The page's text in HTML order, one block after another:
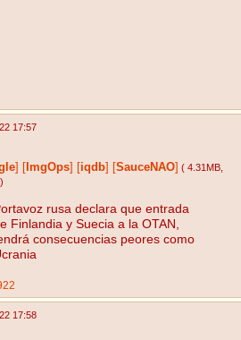
17:57
ImgOps iqdb SauceNAO ( 4.31MB
)
rusa declara que entrada
Finlandia y Suecia a la OTAN,
consecuencias peores como
17:58